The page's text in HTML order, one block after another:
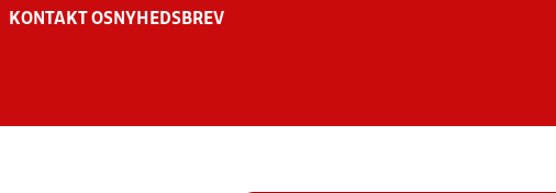
KONTAKT OS NYHEDSBREV